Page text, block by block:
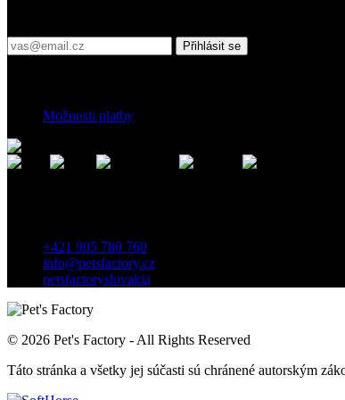
Přihlásit se
Možnosti platby
Záhradnícka 7, 903 01 Senec, Slovensko
+421 905 780 760
info@petsfactory.cz
petsfactoryslovakia
© 2026 Pet's Factory - All Rights Reserved
Táto stránka a všetky jej súčasti sú chránené autorským